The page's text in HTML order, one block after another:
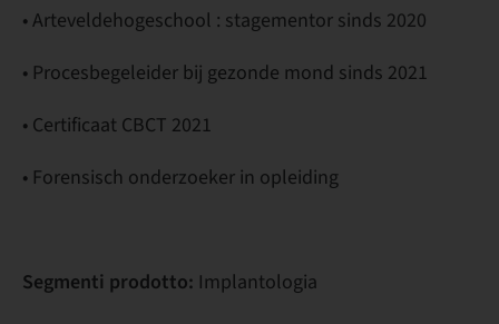
• Arteveldehogeschool : stagementor sinds 2020
• Procesbegeleider bij gezonde mond sinds 2021
• Certificaat CBCT 2021
• Forensisch onderzoeker in opleiding
Segmenti prodotto: Implantologia